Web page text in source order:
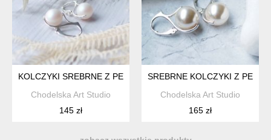
KOLCZYKI SREBRNE Z PERŁAMI
Chodelska Art Studio
145 zł
SREBRNE KOLCZYKI Z
Chodelska Art Studio
165 zł